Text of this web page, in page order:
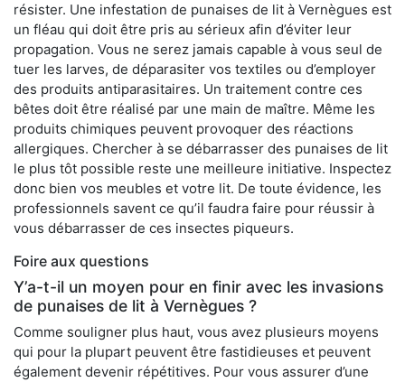
résister. Une infestation de punaises de lit à Vernègues est
un fléau qui doit être pris au sérieux afin d’éviter leur
propagation. Vous ne serez jamais capable à vous seul de
tuer les larves, de déparasiter vos textiles ou d’employer
des produits antiparasitaires. Un traitement contre ces
bêtes doit être réalisé par une main de maître. Même les
produits chimiques peuvent provoquer des réactions
allergiques. Chercher à se débarrasser des punaises de lit
le plus tôt possible reste une meilleure initiative. Inspectez
donc bien vos meubles et votre lit. De toute évidence, les
professionnels savent ce qu’il faudra faire pour réussir à
vous débarrasser de ces insectes piqueurs.
Foire aux questions
Y’a-t-il un moyen pour en finir avec les invasions
de punaises de lit à Vernègues ?
Comme souligner plus haut, vous avez plusieurs moyens
qui pour la plupart peuvent être fastidieuses et peuvent
également devenir répétitives. Pour vous assurer d’une